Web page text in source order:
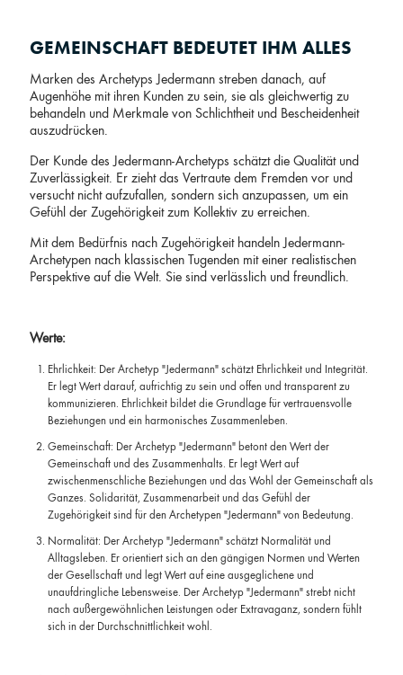
GEMEINSCHAFT BEDEUTET IHM ALLES
Marken des Archetyps Jedermann streben danach, auf
Augenhöhe mit ihren Kunden zu sein, sie als gleichwertig zu
behandeln und Merkmale von Schlichtheit und Bescheidenheit
auszudrücken.
Der Kunde des Jedermann-Archetyps schätzt die Qualität und
Zuverlässigkeit. Er zieht das Vertraute dem Fremden vor und
versucht nicht aufzufallen, sondern sich anzupassen, um ein
Gefühl der Zugehörigkeit zum Kollektiv zu erreichen.
Mit dem Bedürfnis nach Zugehörigkeit handeln Jedermann-
Archetypen nach klassischen Tugenden mit einer realistischen
Perspektive auf die Welt. Sie sind verlässlich und freundlich.
Werte:
Ehrlichkeit: Der Archetyp "Jedermann" schätzt Ehrlichkeit und Integrität.
Er legt Wert darauf, aufrichtig zu sein und offen und transparent zu
kommunizieren. Ehrlichkeit bildet die Grundlage für vertrauensvolle
Beziehungen und ein harmonisches Zusammenleben.
Gemeinschaft: Der Archetyp "Jedermann" betont den Wert der
Gemeinschaft und des Zusammenhalts. Er legt Wert auf
zwischenmenschliche Beziehungen und das Wohl der Gemeinschaft als
Ganzes. Solidarität, Zusammenarbeit und das Gefühl der
Zugehörigkeit sind für den Archetypen "Jedermann" von Bedeutung.
Normalität: Der Archetyp "Jedermann" schätzt Normalität und
Alltagsleben. Er orientiert sich an den gängigen Normen und Werten
der Gesellschaft und legt Wert auf eine ausgeglichene und
unaufdringliche Lebensweise. Der Archetyp "Jedermann" strebt nicht
nach außergewöhnlichen Leistungen oder Extravaganz, sondern fühlt
sich in der Durchschnittlichkeit wohl.